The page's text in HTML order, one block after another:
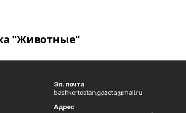
"Животные"
Эл. почта
bashkortostan.gazeta@mail.ru
Адрес